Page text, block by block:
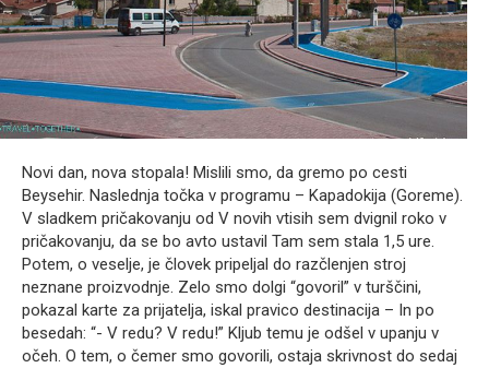
Novi dan, nova stopala! Mislili smo, da gremo po cesti
Beysehir. Naslednja točka v programu – Kapadokija (Goreme).
V sladkem pričakovanju od V novih vtisih sem dvignil roko v
pričakovanju, da se bo avto ustavil Tam sem stala 1,5 ure.
Potem, o veselje, je človek pripeljal do razčlenjen stroj
neznane proizvodnje. Zelo smo dolgi “govoril” v turščini,
pokazal karte za prijatelja, iskal pravico destinacija – In po
besedah: “- V redu? V redu!” Kljub temu je odšel v upanju v
očeh. O tem, o čemer smo govorili, ostaja skrivnost do sedaj